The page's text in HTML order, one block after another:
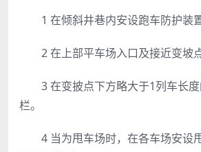
1 在倾斜井巷内安设跑车防护装置
2 在上部平车场入口及接近变坡
3 在变披点下方略大于1列车长
栏。
4 当为甩车场时，在各车场安设